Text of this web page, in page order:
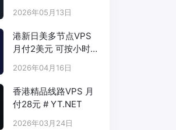
2026年05月13日
港新日美多节点VPS
月付2美元 可按小时
2026年04月16日
香港精品线路VPS 月
付28元 # YT.NET
2026年03月24日